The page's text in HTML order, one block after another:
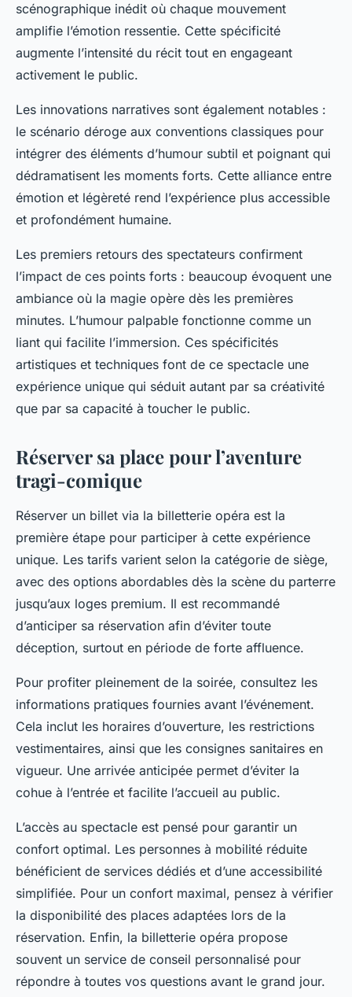
scénographique inédit où chaque mouvement
amplifie l’émotion ressentie. Cette spécificité
augmente l’intensité du récit tout en engageant
activement le public.
Les innovations narratives sont également notables :
le scénario déroge aux conventions classiques pour
intégrer des éléments d’humour subtil et poignant qui
dédramatisent les moments forts. Cette alliance entre
émotion et légèreté rend l’expérience plus accessible
et profondément humaine.
Les premiers retours des spectateurs confirment
l’impact de ces points forts : beaucoup évoquent une
ambiance où la magie opère dès les premières
minutes. L’humour palpable fonctionne comme un
liant qui facilite l’immersion. Ces spécificités
artistiques et techniques font de ce spectacle une
expérience unique qui séduit autant par sa créativité
que par sa capacité à toucher le public.
Réserver sa place pour l’aventure
tragi-comique
Réserver un billet via la billetterie opéra est la
première étape pour participer à cette expérience
unique. Les tarifs varient selon la catégorie de siège,
avec des options abordables dès la scène du parterre
jusqu’aux loges premium. Il est recommandé
d’anticiper sa réservation afin d’éviter toute
déception, surtout en période de forte affluence.
Pour profiter pleinement de la soirée, consultez les
informations pratiques fournies avant l’événement.
Cela inclut les horaires d’ouverture, les restrictions
vestimentaires, ainsi que les consignes sanitaires en
vigueur. Une arrivée anticipée permet d’éviter la
cohue à l’entrée et facilite l’accueil au public.
L’accès au spectacle est pensé pour garantir un
confort optimal. Les personnes à mobilité réduite
bénéficient de services dédiés et d’une accessibilité
simplifiée. Pour un confort maximal, pensez à vérifier
la disponibilité des places adaptées lors de la
réservation. Enfin, la billetterie opéra propose
souvent un service de conseil personnalisé pour
répondre à toutes vos questions avant le grand jour.